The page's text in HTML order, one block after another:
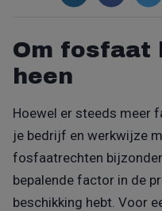
Om fosfaat
heen
Hoewel er steeds meer
je bedrijf en werkwijze
fosfaatrechten
bepalende factor in de
beschikking hebt. Voor